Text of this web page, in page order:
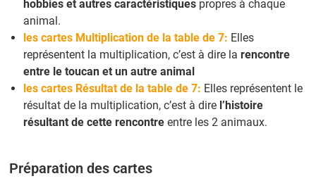
hobbies et autres caractéristiques propres à chaque
animal.
les cartes Multiplication de la table de 7: Elles
représentent la multiplication, c’est à dire larencontre
entre le toucan et un autre animal
les cartes Résultat de la table de 7: Elles représentent le
résultat de la multiplication, c’est à dire l’histoire
résultant de cette rencontre entre les 2 animaux.
Préparation des cartes